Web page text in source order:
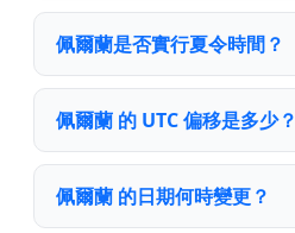
佩爾蘭是否實行夏令時間？
佩爾蘭 的 UTC 偏移是多少？
佩爾蘭 的日期何時變更？